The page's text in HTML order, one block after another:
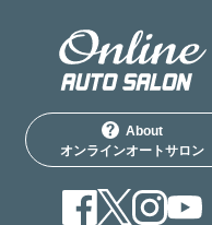
About
オンラインオートサロン